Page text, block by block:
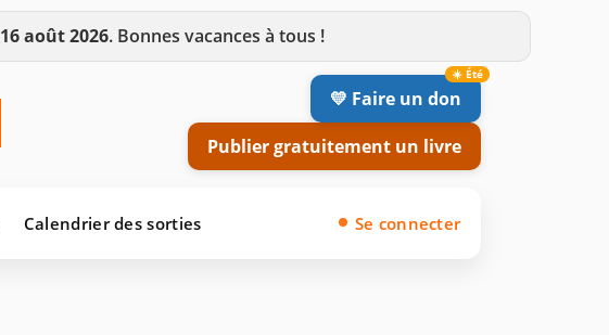
16 août 2026. Bonnes vacances à tous !
💛 Faire un don
Publier gratuitement un livre
Calendrier des sorties Se connecter